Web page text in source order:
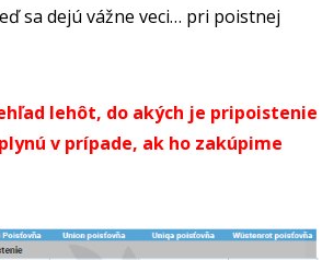
sa dejú vážne veci… pri poistnej
lehôt, do akých je pripoistenie
v prípade, ak ho zakúpime